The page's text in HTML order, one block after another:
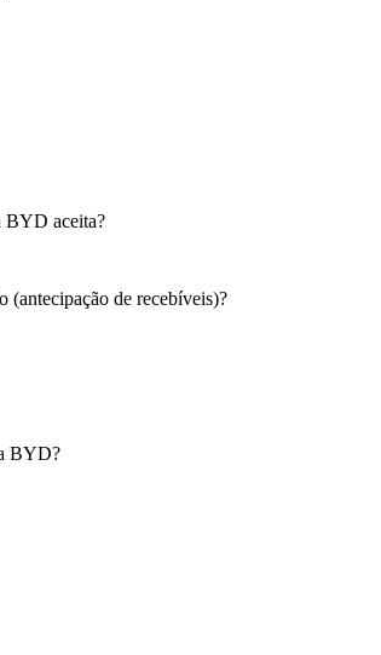
BYD aceita?
(antecipação de recebíveis)?
BYD?